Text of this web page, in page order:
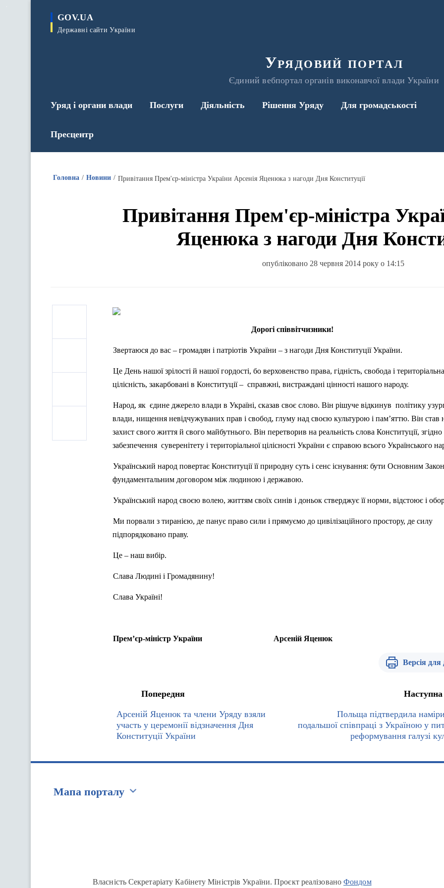
GOV.UA
Державні сайти України
Урядовий портал
Єдиний вебпортал органів виконавчої влади України
Уряд і органи влади Послуги Діяльність Рішення Уряду Для громадськості
Пресцентр
Головна Новини Привітання Прем'єр-міністра України Арсенія Яценюка з нагоди Дня Конституції
Привітання Прем'єр-міністра
Яценюка з нагоди Дня
опубліковано 28 червня 2014 року о 14:15
Дорогі співвітчизники!
Звертаюся до вас – громадян і патріотів України – з нагоди Дня Конституції України.
Це День нашої зрілості й нашої гордості, бо верховенство права, гідність, свобода і територіальна
цілісність, закарбовані в Конституції – справжні, вистраждані цінності нашого народу.
Народ, як єдине джерело влади в Україні, сказав своє слово. Він рішуче відкинув політику
влади, нищення невідчужуваних прав і свобод, глуму над своєю культурою і пам’яттю. Він став
захист свого життя й свого майбутнього. Він перетворив на реальність слова Конституції,
забезпечення суверенітету і територіальної цілісності України є справою всього Українського
Український народ повертає Конституції її природну суть і сенс існування: бути Основним
фундаментальним договором між людиною і державою.
Український народ своєю волею, життям своїх синів і доньок стверджує її норми, відстоює і
Ми порвали з тиранією, де панує право сили і прямуємо до цивілізаційного простору, де силу
підпорядковано праву.
Це – наш вибір.
Слава Людині і Громадянину!
Слава Україні!
Прем’єр-міністр України Арсеній Яценюк
Версія для
Попередня
Арсеній Яценюк та члени Уряду взяли
участь у церемонії відзначення Дня
Конституції України
Наступна
Польща підтвердила
подальшої співпраці з Україною у
реформування галузі
Мапа порталу
Власність Секретаріату Кабінету Міністрів України. Проєкт реалізованоФондом